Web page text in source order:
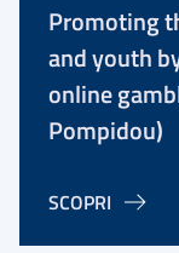
Promoting
and youth
online
Pompidou)
SCOPRI